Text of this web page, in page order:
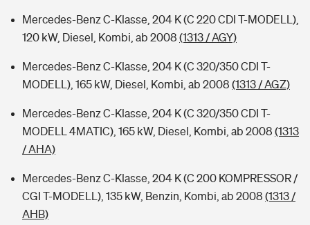
Mercedes-Benz C-Klasse, 204 K (C 220 CDI T-MODELL),
120 kW, Diesel, Kombi, ab 2008 (1313 / AGY)
Mercedes-Benz C-Klasse, 204 K (C 320/350 CDI T-
MODELL), 165 kW, Diesel, Kombi, ab 2008 (1313 / AGZ)
Mercedes-Benz C-Klasse, 204 K (C 320/350 CDI T-
MODELL 4MATIC), 165 kW, Diesel, Kombi, ab 2008 (1313
/ AHA)
Mercedes-Benz C-Klasse, 204 K (C 200 KOMPRESSOR /
CGI T-MODELL), 135 kW, Benzin, Kombi, ab 2008 (1313 /
AHB)